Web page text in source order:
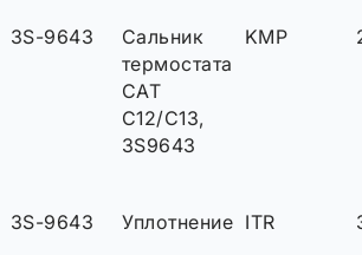
3S-9643
Сальник
термостата
CAT
C12/C13,
3S9643
KMP
3S-9643 Уплотнение ITR